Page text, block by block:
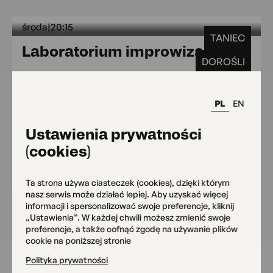
PL EN
Ustawienia prywatności
(cookies)
Ta strona używa ciasteczek (cookies), dzięki którym
nasz serwis może działać lepiej. Aby uzyskać więcej
informacji i spersonalizować swoje preferencje, kliknij
„Ustawienia”. W każdej chwili możesz zmienić swoje
preferencje, a także cofnąć zgodę na używanie plików
cookie na poniższej stronie
Polityka prywatności
TANIEC
DOROŚLI
środa|20:15
Laboratorium improwizacji
Siedziba główna
OKO
wtorek|17:00
Breakdancewtorek 17:00
Zapisz się od 190.00 zł